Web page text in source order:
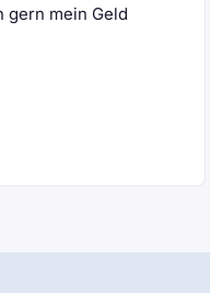
gern mein Geld